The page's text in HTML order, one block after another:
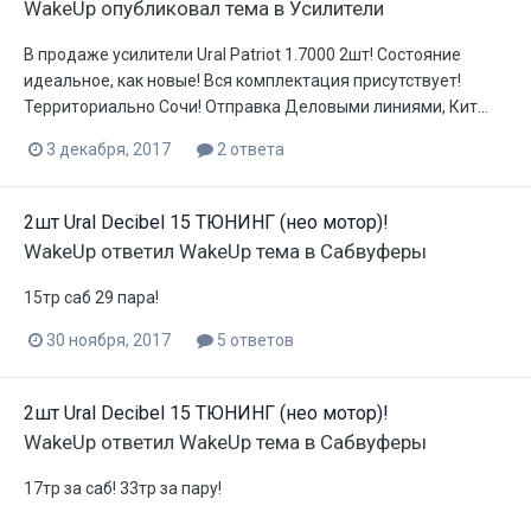
WakeUp опубликовал тема в Усилители
В продаже усилители Ural Patriot 1.7000 2шт! Состояние
идеальное, как новые! Вся комплектация присутствует!
Территориально Сочи! Отправка Деловыми линиями, Кит...
3 декабря, 2017 2 ответа
2шт Ural Decibel 15 ТЮНИНГ (нео мотор)!
WakeUp ответил WakeUp тема в Сабвуферы
15тр саб 29 пара!
30 ноября, 2017 5 ответов
2шт Ural Decibel 15 ТЮНИНГ (нео мотор)!
WakeUp ответил WakeUp тема в Сабвуферы
17тр за саб! 33тр за пару!